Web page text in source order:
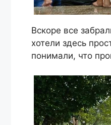
Вскоре все
хотели здесь
понимали, что